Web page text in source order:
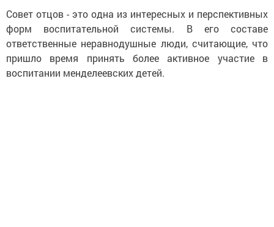
Совет отцов - это одна из интересных и перспективных
форм воспитательной системы. В его составе
ответственные неравнодушные люди, считающие, что
пришло время принять более активное участие в
воспитании менделеевских детей.